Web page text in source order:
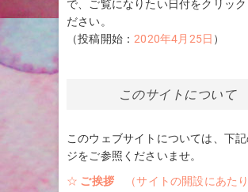
で、ご覧になりたい日付をクリック
ださい。
（投稿開始：2020年4月25日 ）
このサイトについて
このウェブサイトについては、下
ジをご参照くださいませ。
☆ ご挨拶
（サイトの開設にあたり